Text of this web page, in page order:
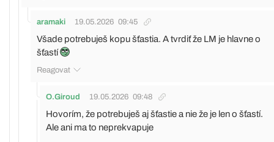
aramaki 19.05.2026 09:45
Všade potrebuješ kopu šťastia. A tvrdiť že LM je hlavne o
šťastí
Reagovat
O.Giroud 19.05.2026 09:48
Hovorím, že potrebuješ aj šťastie a nie že je len o šťastí.
Ale ani ma to neprekvapuje